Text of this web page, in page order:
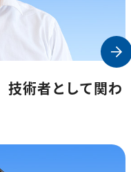
技術者として関わ